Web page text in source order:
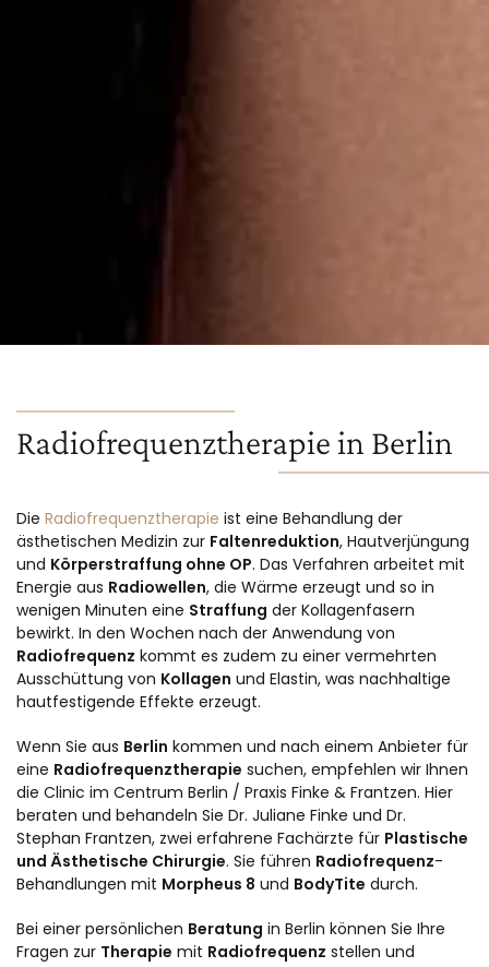
Radiofrequenztherapie in Berlin
Die Radiofrequenztherapie ist eine Behandlung der
ästhetischen Medizin zur Faltenreduktion, Hautverjüngung
und Körperstraffung ohne OP. Das Verfahren arbeitet mit
Energie aus Radiowellen, die Wärme erzeugt und so in
wenigen Minuten eine Straffung der Kollagenfasern
bewirkt. In den Wochen nach der Anwendung von
Radiofrequenz kommt es zudem zu einer vermehrten
Ausschüttung von Kollagen und Elastin, was nachhaltige
hautfestigende Effekte erzeugt.
Wenn Sie aus Berlin kommen und nach einem Anbieter für
eine Radiofrequenztherapie suchen, empfehlen wir Ihnen
die Clinic im Centrum Berlin / Praxis Finke & Frantzen. Hier
beraten und behandeln Sie Dr. Juliane Finke und Dr.
Stephan Frantzen, zwei erfahrene Fachärzte für Plastische
und Ästhetische Chirurgie. Sie führen Radiofrequenz-
Behandlungen mit Morpheus 8 und BodyTite durch.
Bei einer persönlichen Beratung in Berlin können Sie Ihre
Fragen zur Therapie mit Radiofrequenz stellen und